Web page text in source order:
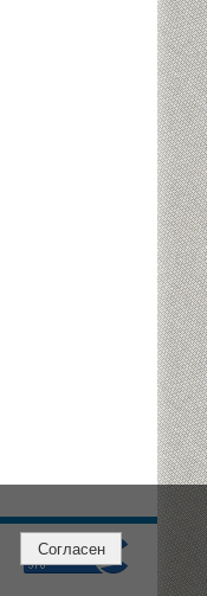
Согласен